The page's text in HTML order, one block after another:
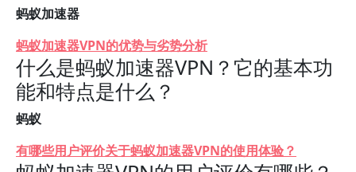
蚂蚁加速器
蚂蚁加速器VPN的优势与劣势分析
什么是蚂蚁加速器VPN？它的基本功
能和特点是什么？
蚂蚁
有哪些用户评价关于蚂蚁加速器VPN的使用体验？